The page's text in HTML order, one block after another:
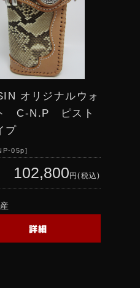
オリジナルウォ
C-N.P ピスト
プ
05p
102,800 円(税込)
詳細